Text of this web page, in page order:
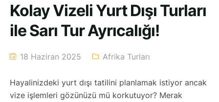
Kolay Vizeli Yurt Dışı Turları
ile Sarı Tur Ayrıcalığı!
18 Haziran 2025 Afrika Turları
Hayalinizdeki yurt dışı tatilini planlamak istiyor ancak
vize işlemleri gözünüzü mü korkutuyor? Merak